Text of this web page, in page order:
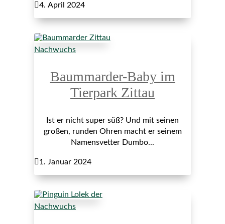
4. April 2024
Nachwuchs
Baummarder-Baby im
Tierpark Zittau
Ist er nicht super süß? Und mit seinen
großen, runden Ohren macht er seinem
Namensvetter Dumbo...
1. Januar 2024
Nachwuchs